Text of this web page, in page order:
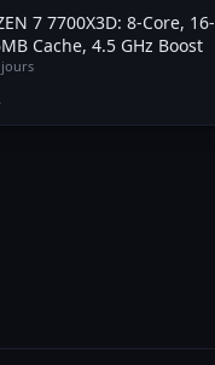
7 7700X3D: 8-Core, 16-
Cache, 4.5 GHz Boost
jours